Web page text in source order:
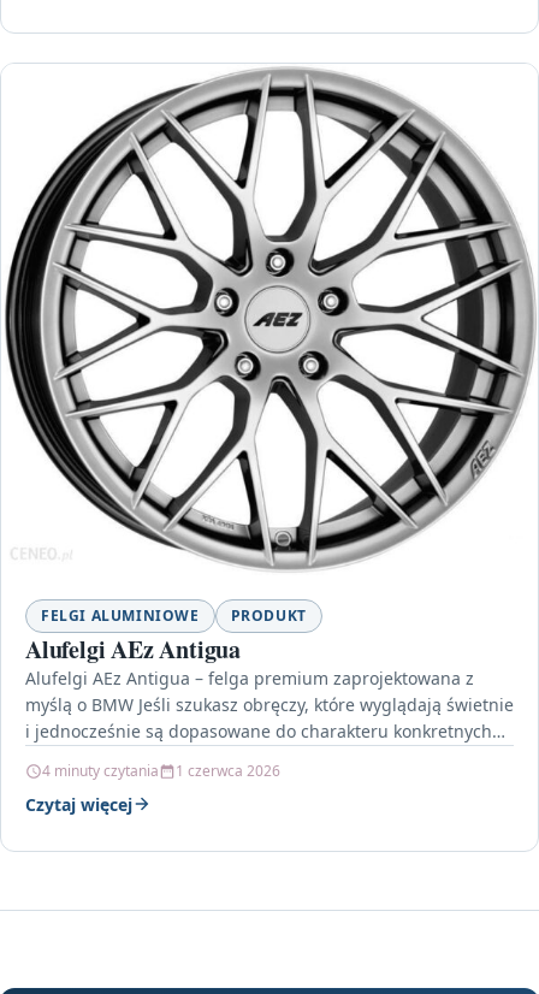
FELGI ALUMINIOWE PRODUKT
Alufelgi AEz Antigua
Alufelgi AEz Antigua – felga premium zaprojektowana z
myślą o BMW Jeśli szukasz obręczy, które wyglądają świetnie
i jednocześnie są dopasowane do charakteru konkretnych…
4 minuty czytania 1 czerwca 2026
Czytaj więcej